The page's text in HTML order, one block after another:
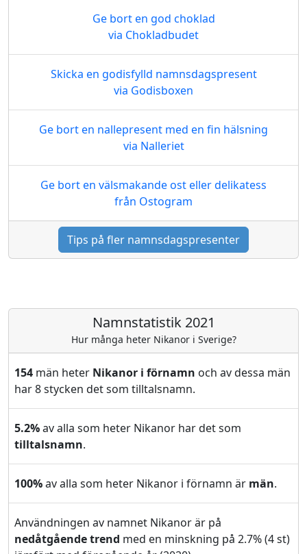
Ge bort en god choklad
via Chokladbudet
Skicka en godisfylld namnsdagspresent
via Godisboxen
Ge bort en nallepresent med en fin hälsning
via Nalleriet
Ge bort en välsmakande ost eller delikatess
från Ostogram
Tips på fler namnsdagspresenter
Namnstatistik 2021
Hur många heter Nikanor i Sverige?
154 män heter Nikanor i förnamn och av dessa män
har 8 stycken det som tilltalsnamn.
5.2%av alla som heter Nikanor har det som
tilltalsnamn.
100%av alla som heter Nikanor i förnamn är män.
Användningen av namnet Nikanor är på
nedåtgående trend med en minskning på 2.7% (4 st)